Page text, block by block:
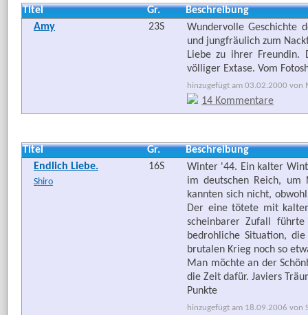
Titel Gr.
Beschreibung
Amy
23S
Wundervolle Geschichte
und jungfräulich zum
Liebe zu ihrer Freundin.
völliger Extase. Vom
hinzugefügt am 03.02.2000 von
14 Kommentare
Titel Gr.
Beschreibung
Endlich Liebe.
Shiro
16S
Winter '44. Ein kalter
im deutschen Reich, um
kannten sich nicht,
Der eine tötete mit
scheinbarer Zufall
bedrohliche Situation,
brutalen Krieg noch so
Man möchte an der
die Zeit dafür. Javiers
Punkte
hinzugefügt am 18.09.2006 von